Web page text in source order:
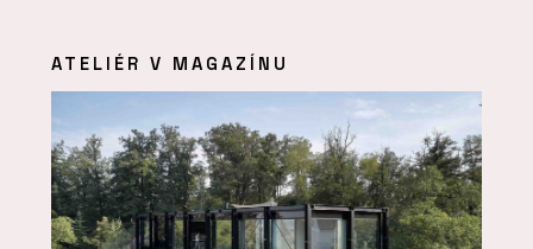
ATELIÉR V MAGAZÍNU